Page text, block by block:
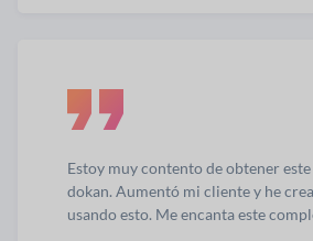
Estoy muy contento de obtener
dokan. Aumentó mi cliente y he
usando esto. Me encanta este